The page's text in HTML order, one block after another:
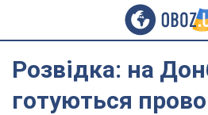
Розвідка: на
готуються